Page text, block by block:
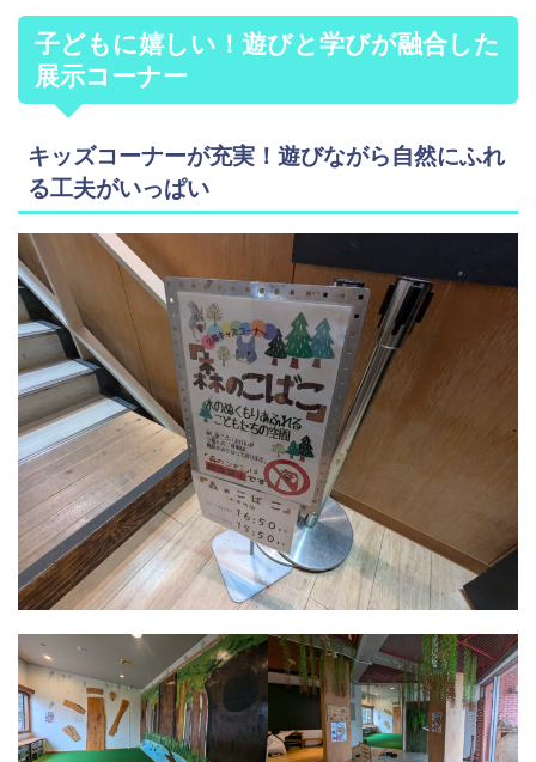
子どもに嬉しい！遊びと学びが融合した
展示コーナー
キッズコーナーが充実！遊びながら自然にふれ
る工夫がいっぱい